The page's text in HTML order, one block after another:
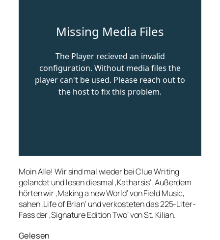
Moin Alle! Wir sind mal wieder bei Clue Writing
gelandet und lesen diesmal ‚Katharsis‘. Außerdem
hörten wir ‚Making a new World‘ von Field Music,
sahen ‚Life of Brian‘ und verkosteten das 225-Liter-
Fass der ‚Signature Edition Two‘ von St. Kilian.
Gelesen